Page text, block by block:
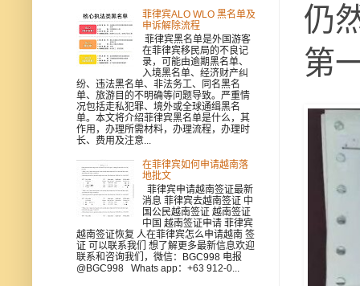
仍
第
菲律宾ALO WLO 黑名单及
申诉解除流程
菲律宾黑名单是外国游客
在菲律宾移民局的不良记
录，可能由逾期黑名单、
入境黑名单、经济财产纠
纷、违法黑名单、非法务工、同名黑名
单、旅游目的不明确等问题导致。严重情
况包括走私犯罪、境外或全球通缉黑名
单。本文将介绍菲律宾黑名单是什么，其
作用，办理所需材料，办理流程，办理时
长、费用及注意...
在菲律宾如何申请越南落
地批文
菲律宾申请越南签证最新
消息 菲律宾去越南签证 中
国公民越南签证 越南签证
中国 越南签证申请 菲律宾
越南签证恢复 人在菲律宾怎么申请越南 签
证 可以联系我们 想了解更多最新信息欢迎
联系和咨询我们，微信：BGC998 电报
@BGC998 Whats app：+63 912-0...